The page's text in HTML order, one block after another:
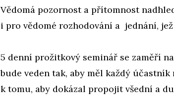
Vědomá pozornost a přítomnost
i pro vědomé rozhodování a jednání,
5 denní prožitkový seminář se zaměří
bude veden tak, aby měl každý
k tomu, aby dokázal propojit všední a